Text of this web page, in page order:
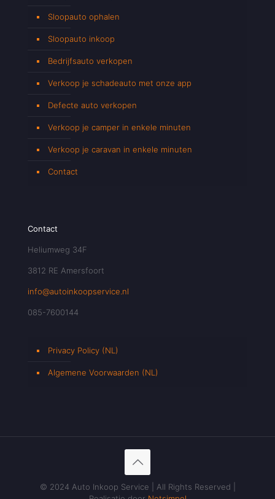
Sloopauto ophalen
Sloopauto inkoop
Bedrijfsauto verkopen
Verkoop je schadeauto met onze app
Defecte auto verkopen
Verkoop je camper in enkele minuten
Verkoop je caravan in enkele minuten
Contact
Contact
Heliumweg 34F
3812 RE Amersfoort
info@autoinkoopservice.nl
085-7600144
Privacy Policy (NL)
Algemene Voorwaarden (NL)
© 2024 Auto Inkoop Service | All Rights Reserved |